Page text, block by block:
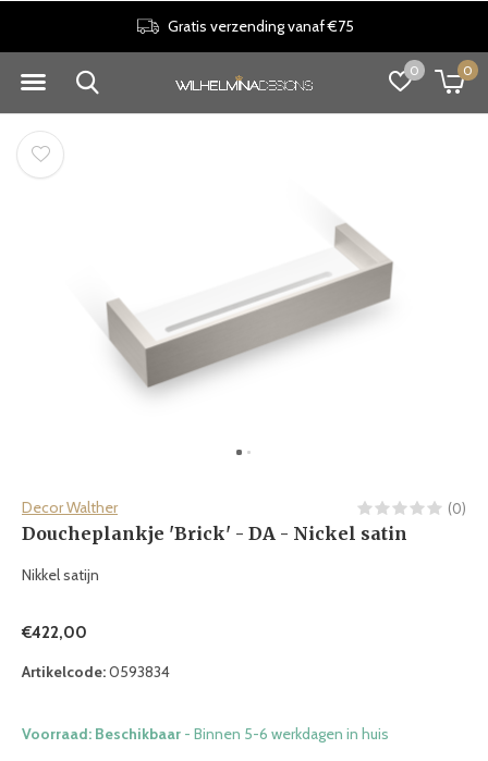
0 0
Gratis verzending vanaf €75
Decor Walther (0)
Doucheplankje 'Brick' - DA - Nickel satin
Nikkel satijn
€422,00
Artikelcode:0593834
Voorraad: Beschikbaar - Binnen 5-6 werkdagen in huis